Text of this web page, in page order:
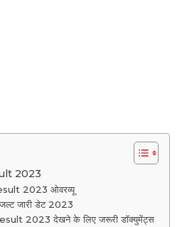
2023
2023 ओवरव्यू
जारी डेट 2023
2023 देखने के लिए जरूरी डॉक्युमेंट्स